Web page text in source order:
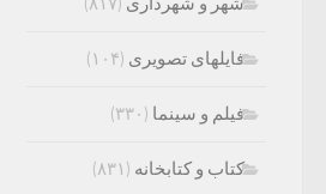
فایلهای تصویری (۱۰۴)
فیلم و سینما (۳۳۰)
کتاب و کتابخانه (۸۳۱)